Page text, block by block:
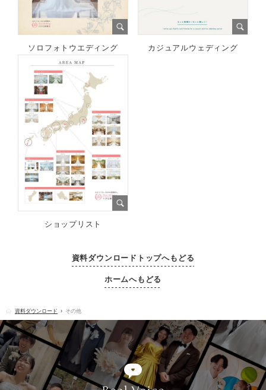
ソロフォトウエディング カジュアルウェディング
ショップリスト
資料ダウンロードトップへもどる
ホームへもどる
資料ダウンロード その他